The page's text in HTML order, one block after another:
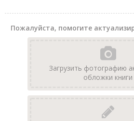
Пожалуйста, помогите
Загрузить фотографию
обложки книги